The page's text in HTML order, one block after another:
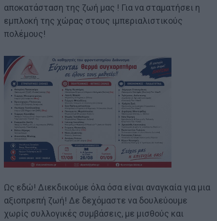
αποκατάσταση της ζωή μας ! Για να σταματήσει η
εμπλοκή της χώρας στους ιμπεριαλιστικούς
πολέμους!
Ως εδώ! Διεκδικούμε όλα όσα είναι αναγκαία για μια
αξιοπρεπή ζωή! Δε δεχόμαστε να δουλεύουμε
χωρίς συλλογικές συμβάσεις, με μισθούς και